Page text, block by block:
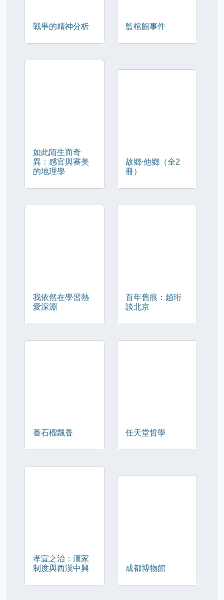
戰爭的精神分析 監棺館事件
如此陌生而奇
異：感官與審美
的地理學
故鄉·他鄉（全2
冊）
我依然在學習熱
愛深淵
百年舊痕：趙珩
談北京
番石榴飄香 任天堂哲學
孝宣之治：漢家
制度與西漢中興
成都博物館